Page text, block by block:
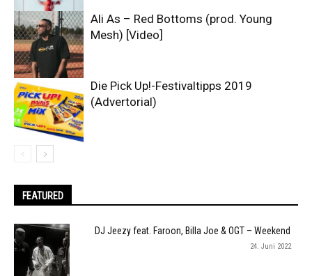
Ali As – Red Bottoms (prod. Young
Mesh) [Video]
Die Pick Up!-Festivaltipps 2019
(Advertorial)
FEATURED
DJ Jeezy feat. Faroon, Billa Joe & OGT – Weekend
24. Juni 2022